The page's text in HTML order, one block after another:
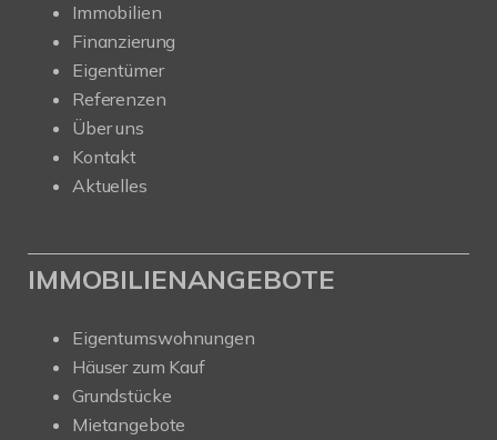
Immobilien
Finanzierung
Eigentümer
Referenzen
Über uns
Kontakt
Aktuelles
IMMOBILIENANGEBOTE
Eigentumswohnungen
Häuser zum Kauf
Grundstücke
Mietangebote